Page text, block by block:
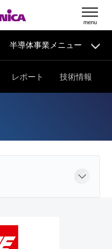
半導体事業メニュー
サポートレポート 技術情報